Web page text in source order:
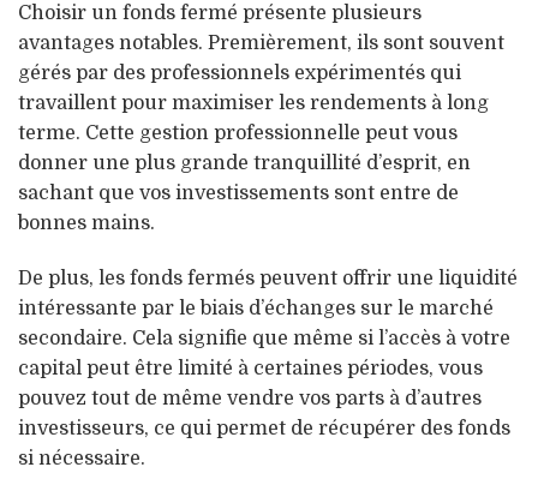
Choisir un fonds fermé présente plusieurs
avantages notables. Premièrement, ils sont souvent
gérés par des professionnels expérimentés qui
travaillent pour maximiser les rendements à long
terme. Cette gestion professionnelle peut vous
donner une plus grande tranquillité d’esprit, en
sachant que vos investissements sont entre de
bonnes mains.
De plus, les fonds fermés peuvent offrir une liquidité
intéressante par le biais d’échanges sur le marché
secondaire. Cela signifie que même si l’accès à votre
capital peut être limité à certaines périodes, vous
pouvez tout de même vendre vos parts à d’autres
investisseurs, ce qui permet de récupérer des fonds
si nécessaire.